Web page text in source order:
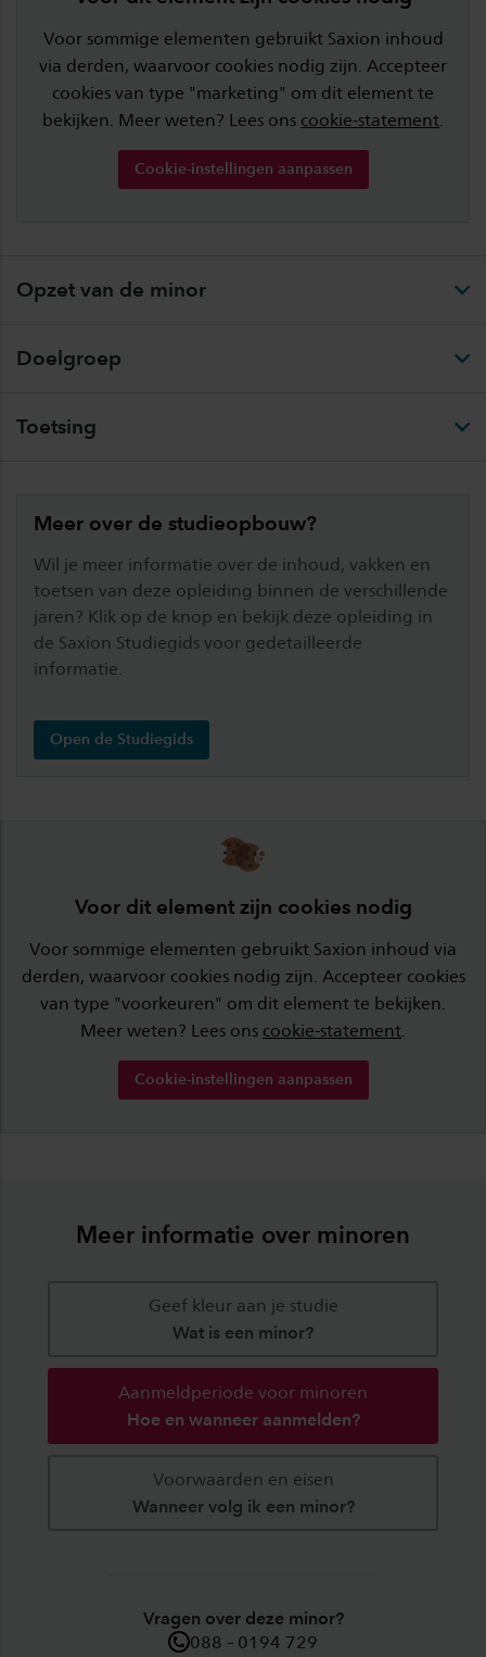
Voor sommige elementen gebruikt Saxion inhoud
via derden, waarvoor cookies nodig zijn. Accepteer
cookies van type "marketing" om dit element te
bekijken. Meer weten? Lees ons cookie-statement.
Cookie-instellingen aanpassen
Opzet van de minor
Doelgroep
Toetsing
Meer over de studieopbouw?
Wil je meer informatie over de inhoud, vakken en
toetsen van deze opleiding binnen de verschillende
jaren? Klik op de knop en bekijk deze opleiding in
de Saxion Studiegids voor gedetailleerde
informatie.
Open de Studiegids
Voor dit element zijn cookies nodig
Voor sommige elementen gebruikt Saxion inhoud via
derden, waarvoor cookies nodig zijn. Accepteer cookies
van type "voorkeuren" om dit element te bekijken.
Meer weten? Lees ons cookie-statement
Cookie-instellingen aanpassen
Meer informatie over minoren
Geef kleur aan je studie
Wat is een minor?
Aanmeldperiode voor minoren
Hoe en wanneer aanmelden?
Voorwaarden en eisen
Wanneer volg ik een minor?
Vragen over deze minor?
088 – 0194 729